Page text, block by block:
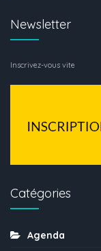
Newsletter
Inscrivez-vous vite
Catégories
Agenda